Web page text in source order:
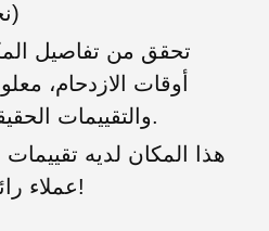
نجران, منطقة نجران)
تحقق من تفاصيل
أوقات الازدحام،
والتقييمات الحقيقية من المستخدمين.
هذا المكان لديه
عملاء رائعة. موصى به بشدة!